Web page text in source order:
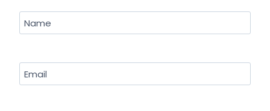
Name
Email